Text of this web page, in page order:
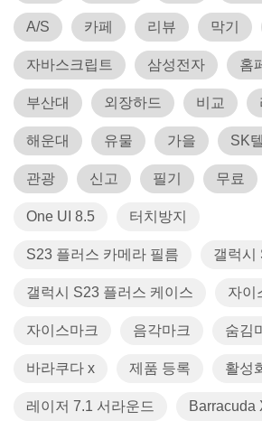
A/S 카페 리뷰 막기
자바스크립트 삼성전자 홈
부산대 외장하드 비교
해운대 유물 가을 SK
관광 신고 필기 무료
One UI 8.5 터치방지
S23 플러스 카메라 필름 갤럭시
갤럭시 S23 플러스 케이스 자이
자이스마크 음각마크 숨김
바라쿠다 x 제품 등록 활성
레이저 7.1 서라운드 Barracuda